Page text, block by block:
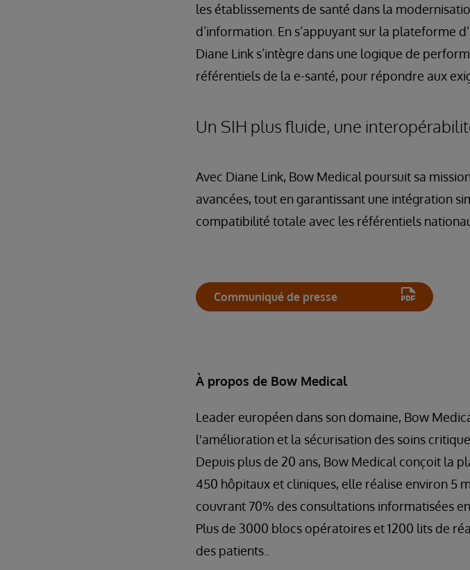
les établissements de santé dans la
d’information. En s’appuyant sur la plateforme
Diane Link s’intègre dans une logique de
référentiels de la e-santé, pour répondre aux
Un SIH plus fluide, une
Avec Diane Link, Bow Medical poursuit sa
avancées, tout en garantissant une intégration
compatibilité totale avec les référentiels
Communiqué de presse
À propos de Bow Medical
Leader européen dans son domaine, Bow
l'amélioration et la sécurisation des soins
Depuis plus de 20 ans, Bow Medical conçoit la
450 hôpitaux et cliniques, elle réalise environ 5
couvrant 70% des consultations informatisées en
Plus de 3000 blocs opératoires et 1200 lits de
des patients..